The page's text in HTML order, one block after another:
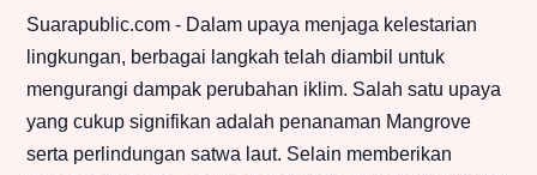
Suarapublic.com - Dalam upaya menjaga kelestarian
lingkungan, berbagai langkah telah diambil untuk
mengurangi dampak perubahan iklim. Salah satu upaya
yang cukup signifikan adalah penanaman Mangrove
serta perlindungan satwa laut. Selain memberikan